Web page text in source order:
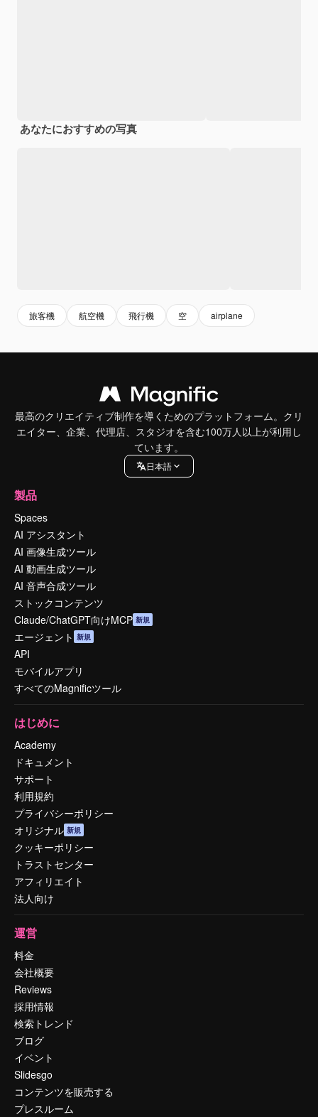
あなたにおすすめの写真
旅客機 航空機 飛行機 空 airplane
最高のクリエイティブ制作を導くためのプラットフォーム。クリ
エイター、企業、代理店、スタジオを含む100万人以上が利用し
ています。
日本語
製品
Spaces
AI アシスタント
AI 画像生成ツール
AI 動画生成ツール
AI 音声合成ツール
ストックコンテンツ
Claude/ChatGPT向けMCP 新規
エージェント 新規
API
モバイルアプリ
すべてのMagnificツール
はじめに
Academy
ドキュメント
サポート
利用規約
プライバシーポリシー
オリジナル 新規
クッキーポリシー
トラストセンター
アフィリエイト
法人向け
運営
料金
会社概要
Reviews
採用情報
検索トレンド
ブログ
イベント
Slidesgo
コンテンツを販売する
プレスルーム